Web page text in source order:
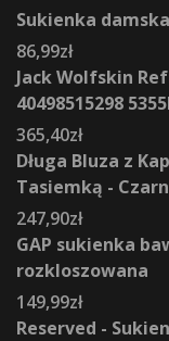
Sukienka
86,99zł
Jack Wolfskin
40498515298
365,40zł
Długa Bluza z
Tasiemką -
247,90zł
GAP sukienka
rozkloszowana
149,99zł
Reserved -